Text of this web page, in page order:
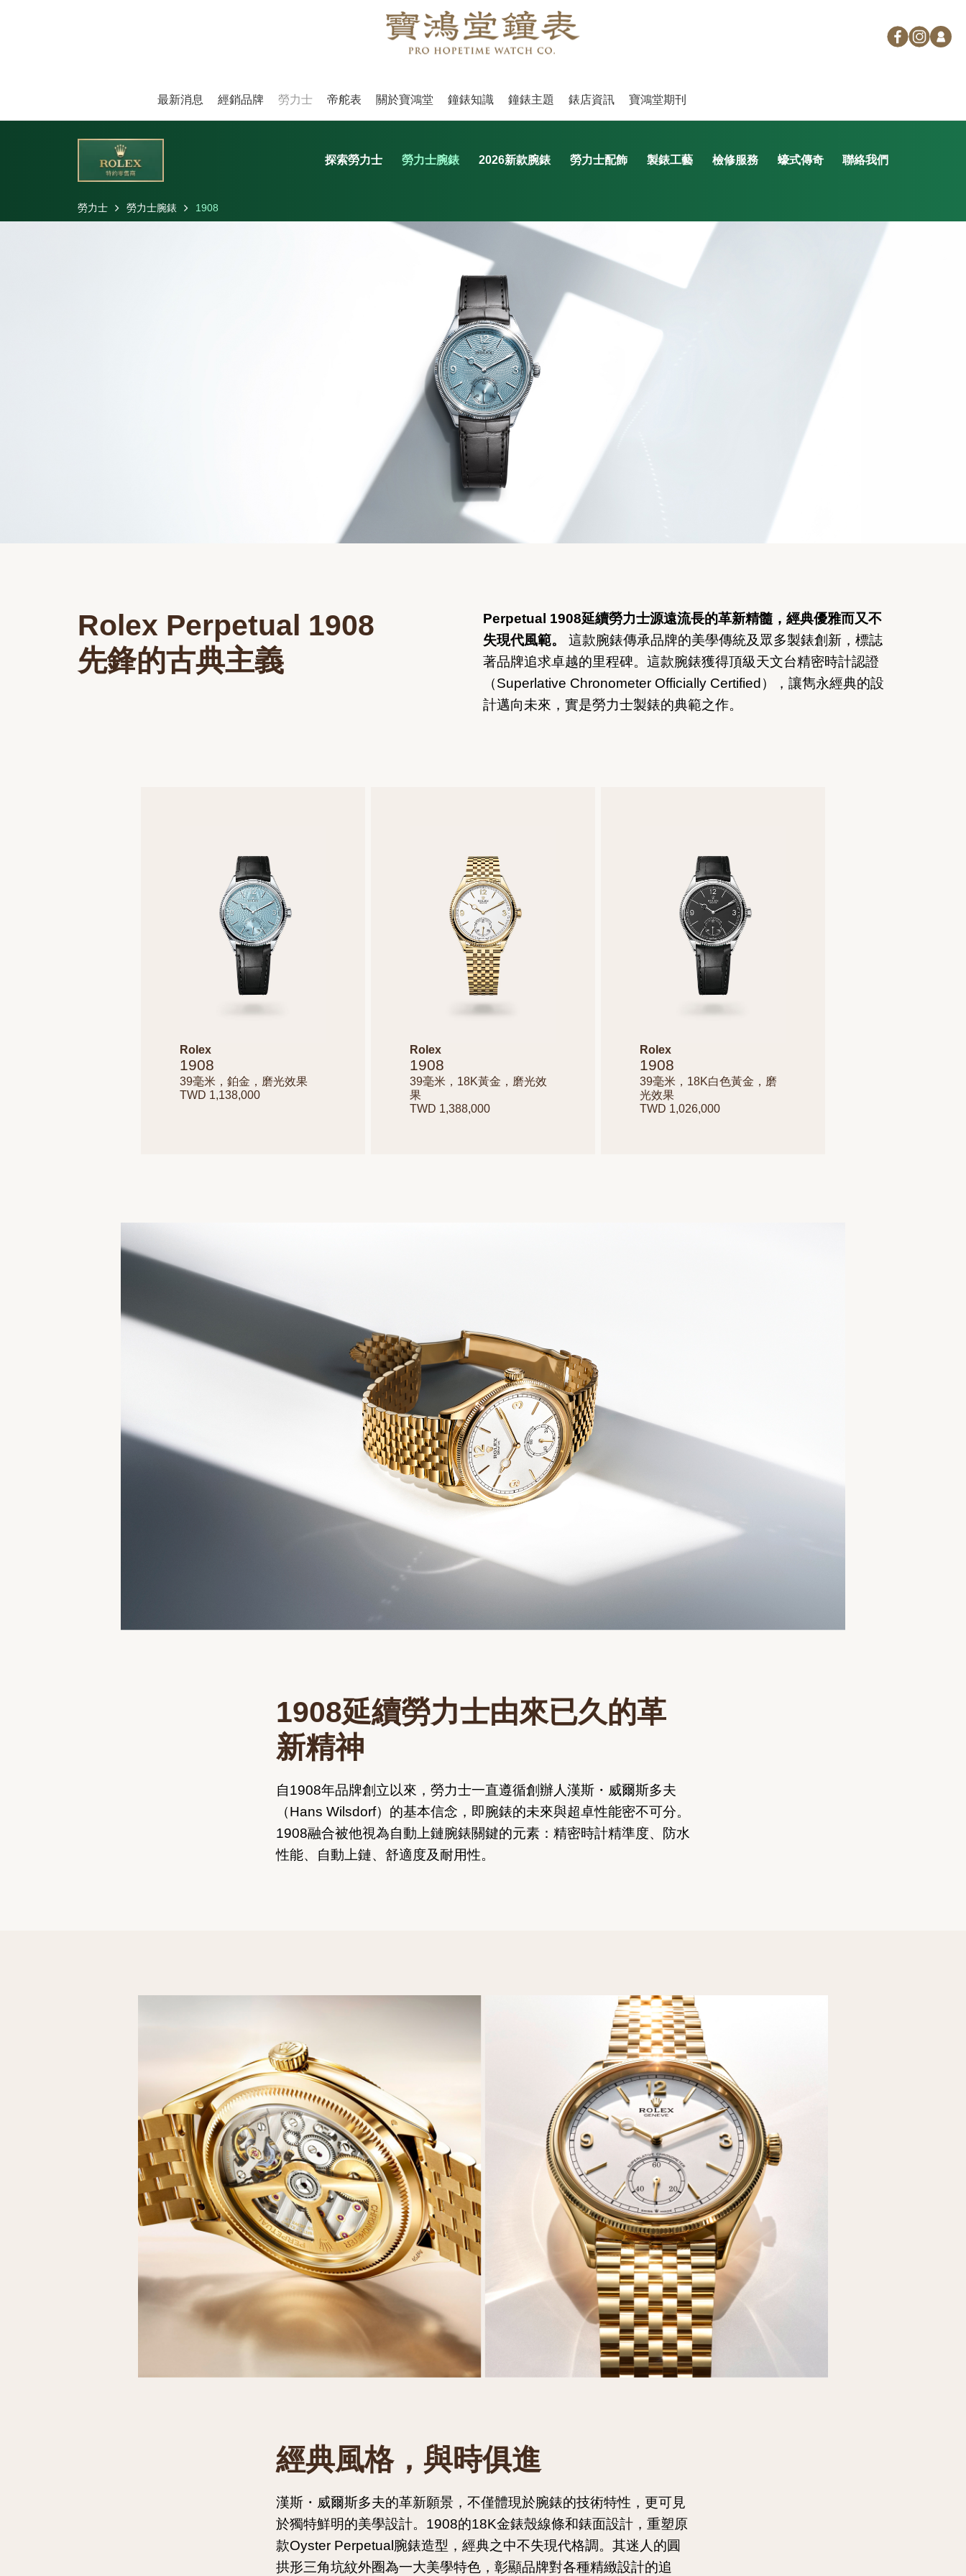
最新消息 經銷品牌 勞力士 帝舵表 關於寶鴻堂 鐘錶知識 鐘錶主題 錶店資訊 寶鴻堂期刊
探索勞力士 勞力士腕錶 2026新款腕錶 勞力士配飾 製錶工藝 檢修服務 蠔式傳奇 聯絡我們
勞力士 勞力士腕錶 1908
Rolex Perpetual 1908
先鋒的古典主義
Perpetual 1908延續勞力士源遠流長的革新精髓，經典優雅而又不
失現代風範。
這款腕錶傳承品牌的美學傳統及眾多製錶創新，標誌
著品牌追求卓越的里程碑。這款腕錶獲得頂級天文台精密時計認證
（Superlative Chronometer Officially Certified），讓雋永經典的設
計邁向未來，實是勞力士製錶的典範之作。
Rolex
1908
39毫米，鉑金，磨光效果
TWD 1,138,000
Rolex
1908
39毫米，18K黃金，磨光效
果
TWD 1,388,000
Rolex
1908
39毫米，18K白色黃金，磨
光效果
TWD 1,026,000
1908延續勞力士由來已久的革
新精神
自1908年品牌創立以來，勞力士一直遵循創辦人漢斯・威爾斯多夫
（Hans Wilsdorf）的基本信念，即腕錶的未來與超卓性能密不可分。
1908融合被他視為自動上鏈腕錶關鍵的元素：精密時計精準度、防水
性能、自動上鏈、舒適度及耐用性。
經典風格，與時俱進
漢斯・威爾斯多夫的革新願景，不僅體現於腕錶的技術特性，更可見
於獨特鮮明的美學設計。1908的18K金錶殼線條和錶面設計，重塑原
款Oyster Perpetual腕錶造型，經典之中不失現代格調。其迷人的圓
拱形三角坑紋外圈為一大美學特色，彰顯品牌對各種精緻設計的追